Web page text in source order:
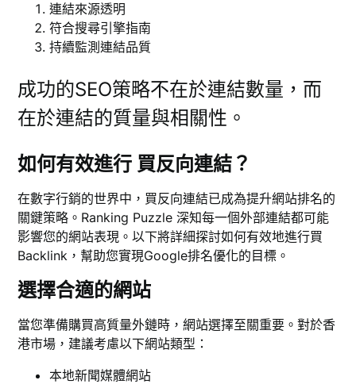
連結來源透明
符合搜尋引擎指南
持續監測連結品質
成功的SEO策略不在於連結數量，而
在於連結的質量與相關性。
如何有效進行 買反向連結？
在數字行銷的世界中，買反向連結已成為提升網站排名的
關鍵策略。Ranking Puzzle 深知每一個外部連結都可能
影響您的網站表現。以下將詳細探討如何有效地進行買
Backlink，幫助您實現Google排名優化的目標。
選擇合適的網站
當您準備購買高質量外鏈時，網站選擇至關重要。對於香
港市場，建議考慮以下網站類型：
本地新聞媒體網站